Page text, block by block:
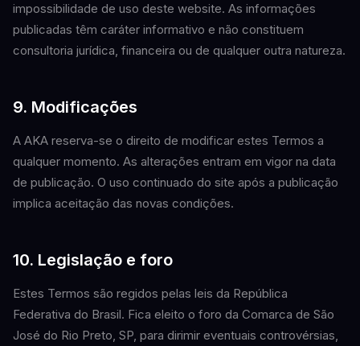
impossibilidade de uso deste website. As informações
publicadas têm caráter informativo e não constituem
consultoria jurídica, financeira ou de qualquer outra natureza.
9. Modificações
A AKA reserva-se o direito de modificar estes Termos a
qualquer momento. As alterações entram em vigor na data
de publicação. O uso continuado do site após a publicação
implica aceitação das novas condições.
10. Legislação e foro
Estes Termos são regidos pelas leis da República
Federativa do Brasil. Fica eleito o foro da Comarca de São
José do Rio Preto, SP, para dirimir eventuais controvérsias,